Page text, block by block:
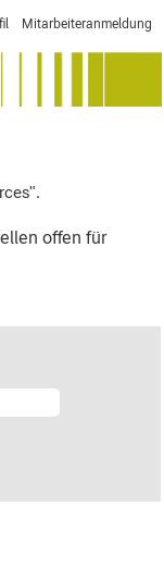
Mitarbeiteranmeldung
offen für